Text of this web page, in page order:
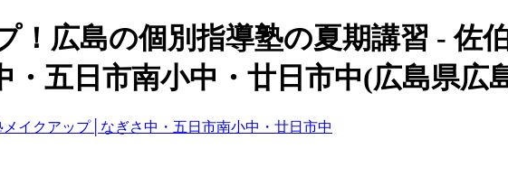
！広島の個別指導塾の夏期講習 - 佐
五日市南小中・廿日市中(広島県広
イクアップ│なぎさ中・五日市南小中・廿日市中